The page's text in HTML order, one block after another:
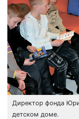
Директор фонда
детском доме.